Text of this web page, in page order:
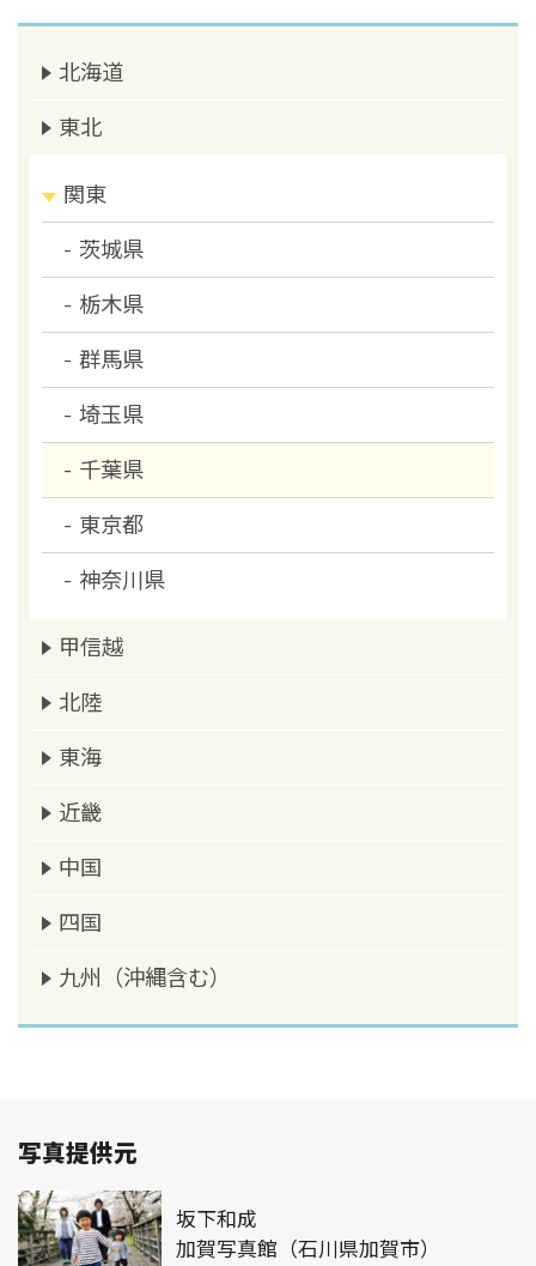
北海道
東北
関東
茨城県
栃木県
群馬県
埼玉県
千葉県
東京都
神奈川県
甲信越
北陸
東海
近畿
中国
四国
九州（沖縄含む）
写真提供元
坂下和成
加賀写真館（石川県加賀市）